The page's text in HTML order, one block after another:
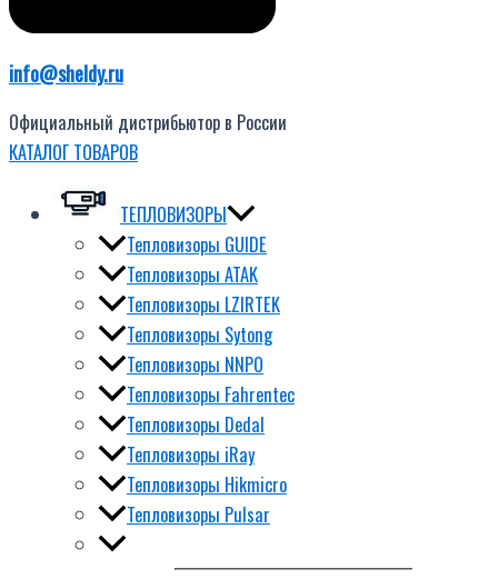
info@sheldy.ru
Официальный дистрибьютор в России
КАТАЛОГ ТОВАРОВ
ТЕПЛОВИЗОРЫ
Тепловизоры GUIDE
Тепловизоры ATAK
Тепловизоры LZIRTEK
Тепловизоры Sytong
Тепловизоры NNPO
Тепловизоры Fahrentec
Тепловизоры Dedal
Тепловизоры iRay
Тепловизоры Hikmicro
Тепловизоры Pulsar